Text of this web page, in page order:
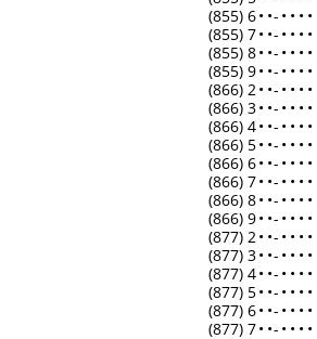
(855) 6• •- • • • •
(855) 7• •- • • • •
(855) 8• •- • • • •
(855) 9• •- • • • •
(866) 2• •- • • • •
(866) 3• •- • • • •
(866) 4• •- • • • •
(866) 5• •- • • • •
(866) 6• •- • • • •
(866) 7• •- • • • •
(866) 8• •- • • • •
(866) 9• •- • • • •
(877) 2• •- • • • •
(877) 3• •- • • • •
(877) 4• •- • • • •
(877) 5• •- • • • •
(877) 6• •- • • • •
(877) 7• •- • • • •